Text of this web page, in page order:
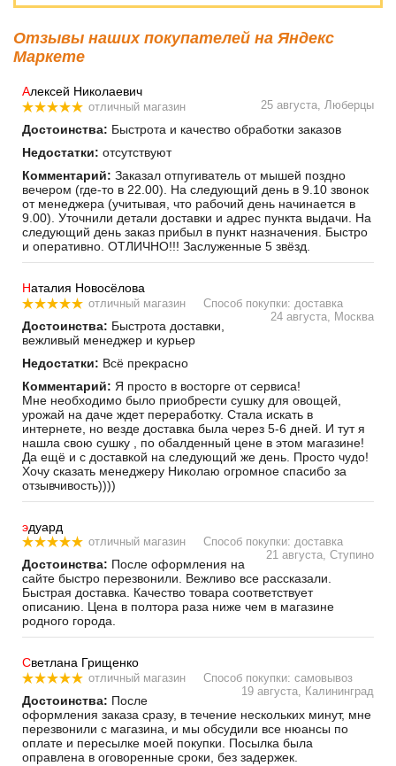
Отзывы наших покупателей на Яндекс
Маркете
Алексей Николаевич
отличный магазин 25 августа, Люберцы
Достоинства: Быстрота и качество обработки заказов
Недостатки: отсутствуют
Комментарий: Заказал отпугиватель от мышей поздно
вечером (где-то в 22.00). На следующий день в 9.10 звонок
от менеджера (учитывая, что рабочий день начинается в
9.00). Уточнили детали доставки и адрес пункта выдачи. На
следующий день заказ прибыл в пункт назначения. Быстро
и оперативно. ОТЛИЧНО!!! Заслуженные 5 звёзд.
Наталия Новосёлова
отличный магазин
Способ покупки: доставка
24 августа, Москва
Достоинства: Быстрота доставки,
вежливый менеджер и курьер
Недостатки: Всё прекрасно
Комментарий: Я просто в восторге от сервиса!
Мне необходимо было приобрести сушку для овощей,
урожай на даче ждет переработку. Стала искать в
интернете, но везде доставка была через 5-6 дней. И тут я
нашла свою сушку , по обалденный цене в этом магазине!
Да ещё и с доставкой на следующий же день. Просто чудо!
Хочу сказать менеджеру Николаю огромное спасибо за
отзывчивость))))
эдуард
отличный магазин
Способ покупки: доставка
21 августа, Ступино
Достоинства: После оформления на
сайте быстро перезвонили. Вежливо все рассказали.
Быстрая доставка. Качество товара соответствует
описанию. Цена в полтора раза ниже чем в магазине
родного города.
Светлана Грищенко
отличный магазин
Способ покупки: самовывоз
19 августа, Калининград
Достоинства: После
оформления заказа сразу, в течение нескольких минут, мне
перезвонили с магазина, и мы обсудили все нюансы по
оплате и пересылке моей покупки. Посылка была
оправлена в оговоренные сроки, без задержек.